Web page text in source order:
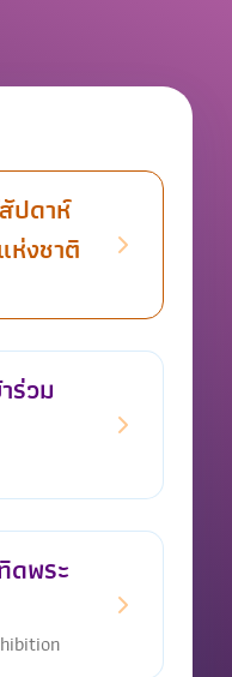
ปดาห์
ห่งชาติ
ร่วม
ดพระ